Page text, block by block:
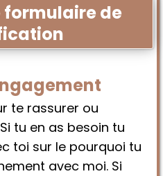
formulaire de
te rassurer ou
tu en as besoin tu
toi sur le pourquoi tu
avec moi. Si